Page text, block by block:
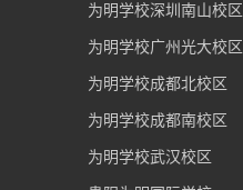
为明学校深圳南山校区
为明学校广州光大校区
为明学校成都北校区
为明学校成都南校区
为明学校武汉校区